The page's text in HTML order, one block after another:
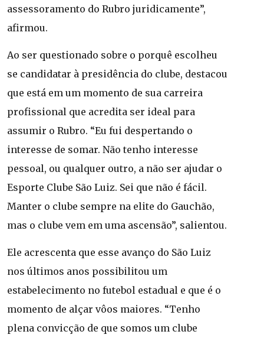
assessoramento do Rubro juridicamente”,
afirmou.
Ao ser questionado sobre o porquê escolheu
se candidatar à presidência do clube, destacou
que está em um momento de sua carreira
profissional que acredita ser ideal para
assumir o Rubro. “Eu fui despertando o
interesse de somar. Não tenho interesse
pessoal, ou qualquer outro, a não ser ajudar o
Esporte Clube São Luiz. Sei que não é fácil.
Manter o clube sempre na elite do Gauchão,
mas o clube vem em uma ascensão”, salientou.
Ele acrescenta que esse avanço do São Luiz
nos últimos anos possibilitou um
estabelecimento no futebol estadual e que é o
momento de alçar vôos maiores. “Tenho
plena convicção de que somos um clube